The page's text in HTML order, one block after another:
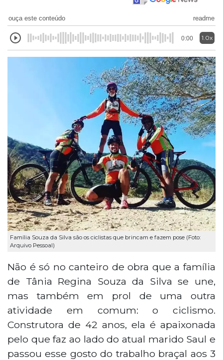
ouça este conteúdo readme
0:00 1.0x
Família Souza da Silva são os ciclistas que brincam e fazem pose (Foto:
Arquivo Pessoal)
Não é só no canteiro de obra que a família
de Tânia Regina Souza da Silva se une,
mas também em prol de uma outra
atividade em comum: o ciclismo.
Construtora de 42 anos, ela é apaixonada
pelo que faz ao lado do atual marido Saul e
passou esse gosto do trabalho braçal aos 3